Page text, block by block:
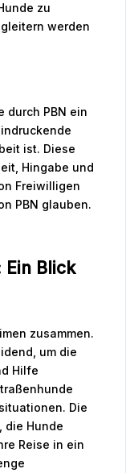
zu
werden
durch PBN ein
ist. Diese
Hingabe und
Freiwilligen
PBN glauben.
Ein Blick
zusammen.
um die
Hilfe
Die
die Hunde
Reise in ein